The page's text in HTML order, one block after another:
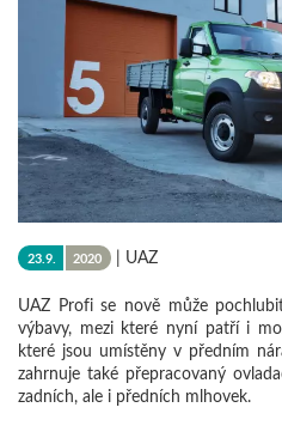
23.9. 2020 | UAZ
UAZ Profi se nově může
výbavy, mezi které nyní patří i
které jsou umístěny v předním
zahrnuje také přepracovaný
zadních, ale i předních mlhovek.